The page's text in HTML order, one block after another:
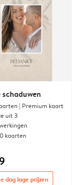
schaduwen
| Premium kaart
uit 3
kaarten
dag lage prijzen